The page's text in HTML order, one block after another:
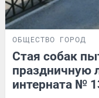
ОБЩЕСТВО ГОРОД
Стая собак
праздничную
интерната №